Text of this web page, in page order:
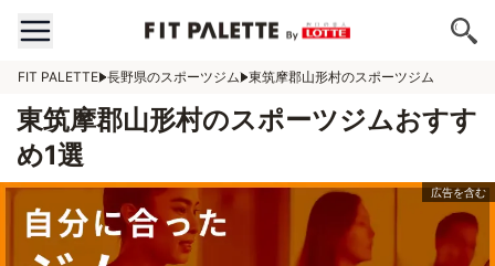
FIT PALETTE 長野県のスポーツジム 東筑摩郡山形村のスポーツジム
東筑摩郡山形村のスポーツジムおすす
め1選